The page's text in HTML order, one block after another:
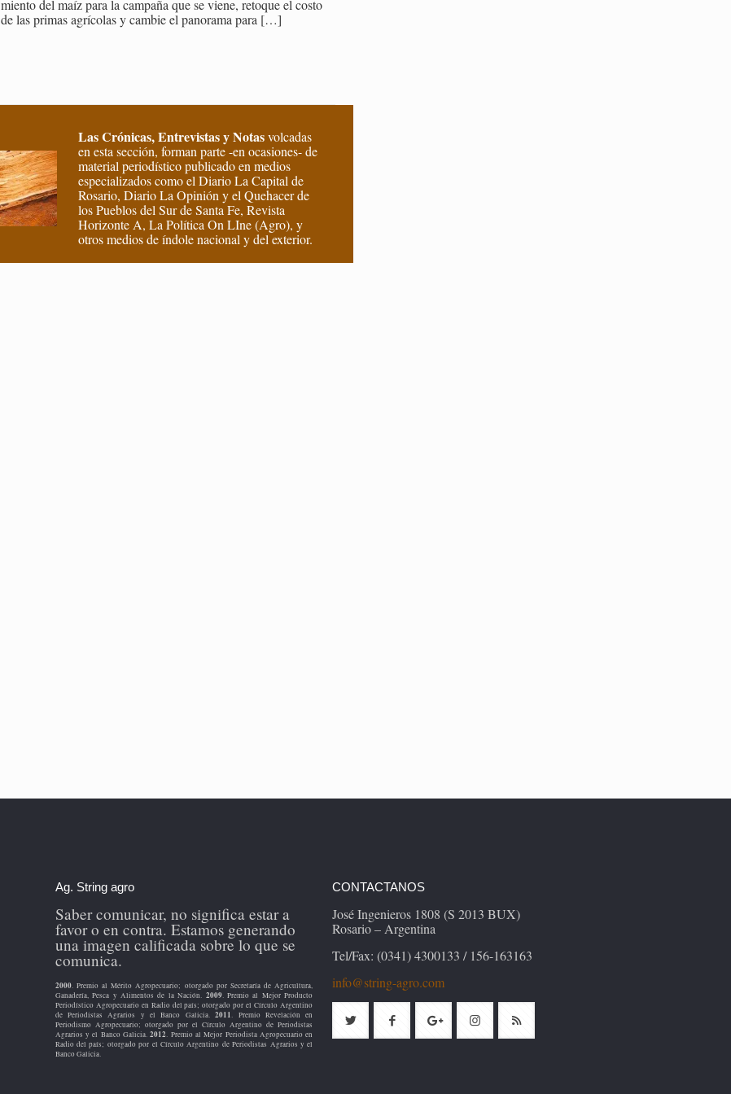
mien­to del maíz para la cam­pa­ña que se viene, re­to­que el costo
de las pri­mas agrí­co­las y cam­bie el pa­no­ra­ma para[…]
Las Crónicas, Entrevistas y Notasvolcadas
en esta sección, forman parte -en ocasiones- de
material periodístico publicado en medios
especializados como el Diario La Capital de
Rosario, Diario La Opinión y el Quehacer de
los Pueblos del Sur de Santa Fe, Revista
Horizonte A, La Política On LIne (Agro), y
otros medios de índole nacional y del exterior.
Ag. String agro
Saber comunicar, no significa estar a
favor o en contra. Estamos generando
una imagen calificada sobre lo que se
comunica.
2000. Premio al Mérito Agropecuario; otorgado por Secretaría de Agricultura,
Ganadería, Pesca y Alimentos de la Nación. 2009. Premio al Mejor Producto
Periodístico Agropecuario en Radio del país; otorgado por el Círculo Argentino
de Periodistas Agrarios y el Banco Galicia.2011. Premio Revelación en
Periodismo Agropecuario; otorgado por el Círculo Argentino de Periodistas
Agrarios y el Banco Galicia.2012. Premio al Mejor Periodista Agropecuario en
Radio del país; otorgado por el Círculo Argentino de Periodistas Agrarios y el
Banco Galicia.
CONTACTANOS
José Ingenieros 1808 (S 2013 BUX)
Rosario – Argentina
Tel/Fax: (0341) 4300133 / 156-163163
info@string-agro.com